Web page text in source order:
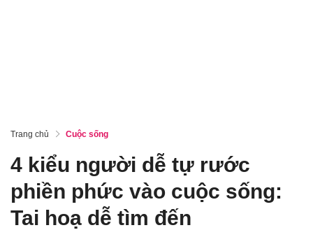
Trang chủ Cuộc sống
4 kiểu người dễ tự rước
phiền phức vào cuộc sống:
Tai hoạ dễ tìm đến